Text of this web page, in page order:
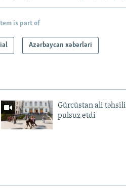
is part of
Azərbaycan xəbərləri
Gürcüstan ali təhsili
pulsuz etdi